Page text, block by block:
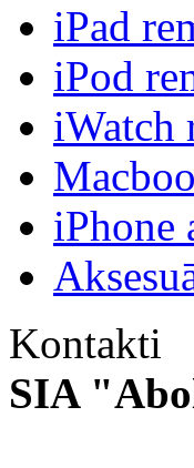
iPad
iPod
iWatch
iPhone
Kontakti
SIA